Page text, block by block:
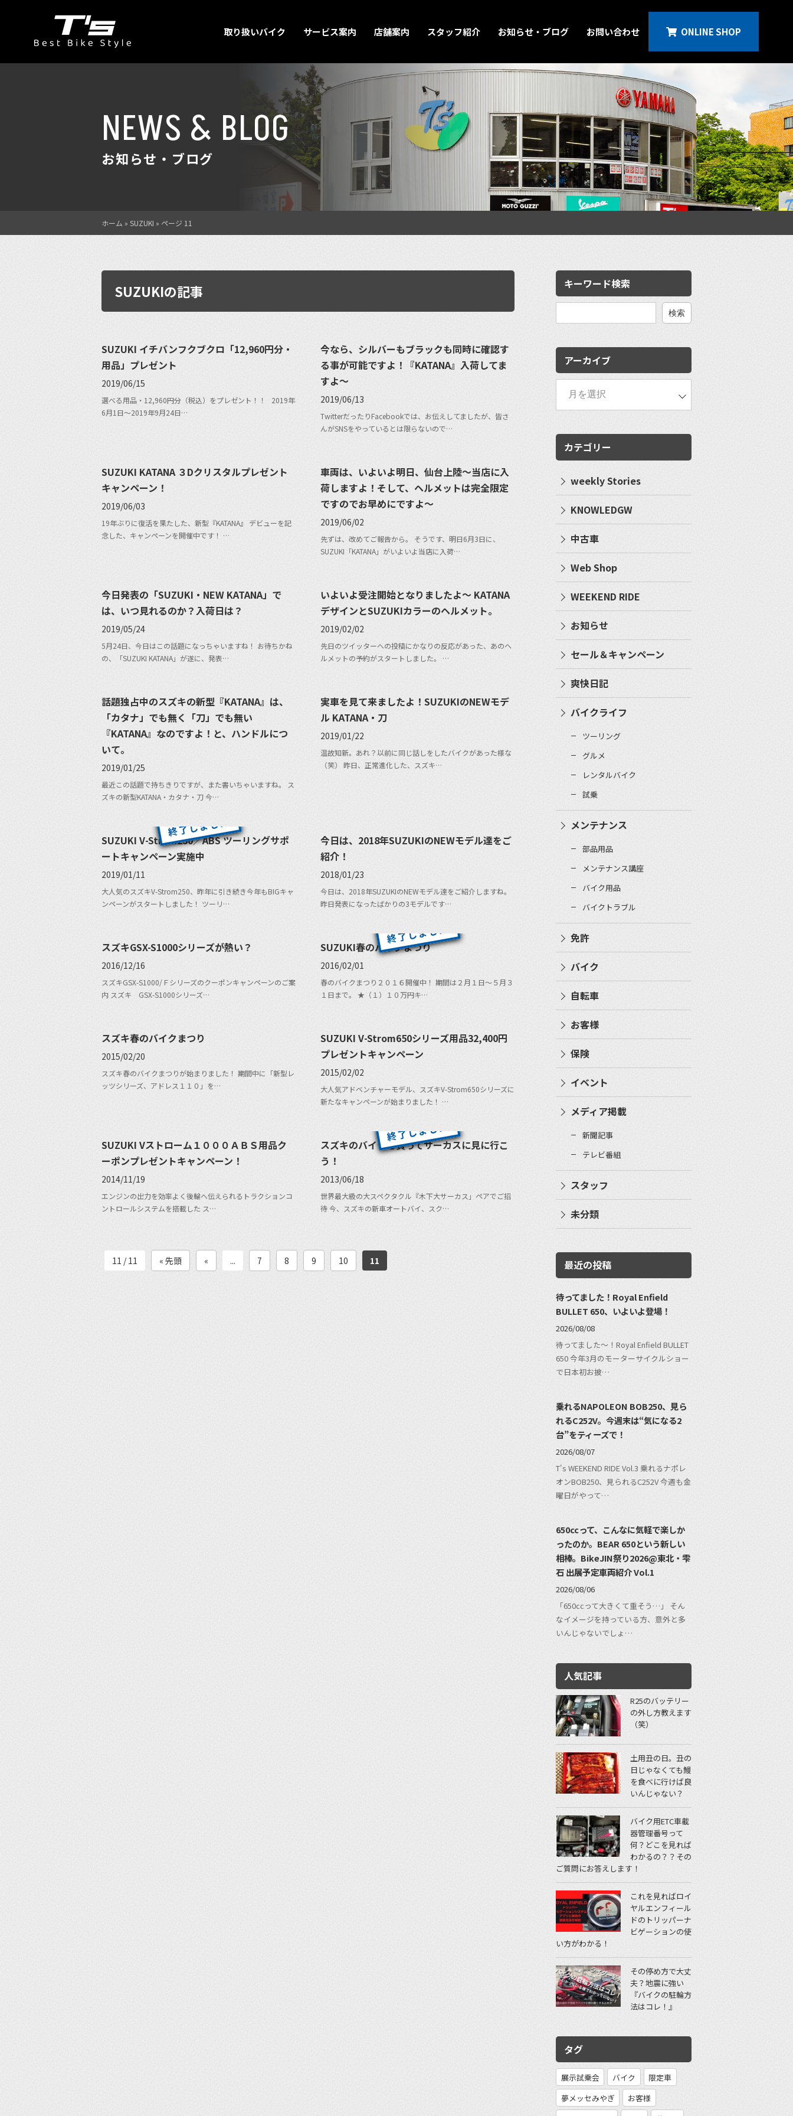
取り扱いバイク サービス案内 店舗案内 スタッフ紹介 お知らせ・ブログ お問い合わせ ONLINE SHOP
NEWS & BLOG
お知らせ・ブログ
ホーム » SUZUKI » ページ 11
SUZUKIの記事
SUZUKI イチバンフクブクロ「12,960円分・
用品」プレゼント
2019/06/15
選べる用品・12,960円分（税込）をプレゼント！！ 2019年
6月1日〜2019年9月24日…
今なら、シルバーもブラックも同時に確認す
る事が可能ですよ！『KATANA』入荷してま
すよ〜
2019/06/13
TwitterだったりFacebookでは、お伝えしてましたが、皆さ
んがSNSをやっているとは限らないので…
SUZUKI KATANA ３Dクリスタルプレゼント
キャンペーン！
2019/06/03
19年ぶりに復活を果たした、新型『KATANA』 デビューを記
念した、キャンペーンを開催中です！ …
車両は、いよいよ明日、仙台上陸〜当店に入
荷しますよ！そして、ヘルメットは完全限定
ですのでお早めにですよ〜
2019/06/02
先ずは、改めてご報告から。 そうです、明日6月3日に、
SUZUKI「KATANA」がいよいよ当店に入荷…
今日発表の「SUZUKI・NEW KATANA」で
は、いつ見れるのか？入荷日は？
2019/05/24
5月24日、今日はこの話題になっちゃいますね！ お待ちかね
の、「SUZUKI KATANA」が遂に、発表…
いよいよ受注開始となりましたよ〜 KATANA
デザインとSUZUKIカラーのヘルメット。
2019/02/02
先日のツイッターへの投稿にかなりの反応があった、あのヘ
ルメットの予約がスタートしました。 …
話題独占中のスズキの新型『KATANA』は、
「カタナ」でも無く「刀」でも無い
『KATANA』なのですよ！と、ハンドルにつ
いて。
2019/01/25
最近この話題で持ちきりですが、また書いちゃいますね。 ス
ズキの新型KATANA・カタナ・刀 今…
実車を見て来ましたよ！SUZUKIのNEWモデ
ル KATANA・刀
2019/01/22
温故知新。あれ？以前に同じ話しをしたバイクがあった様な
（笑） 昨日、正常進化した、スズキ…
SUZUKI V-Strom250／ABS ツーリングサポ
ートキャンペーン実施中
2019/01/11
大人気のスズキV-Strom250、昨年に引き続き今年もBIGキャ
ンペーンがスタートしました！ ツーリ…
今日は、2018年SUZUKIのNEWモデル達をご
紹介！
2018/01/23
今日は、2018年SUZUKIのNEWモデル達をご紹介しますね。
昨日発表になったばかりの3モデルです…
スズキGSX-S1000シリーズが熱い？
2016/12/16
スズキGSX-S1000/Ｆシリーズのクーポンキャンペーンのご案
内 スズキ GSX-S1000シリーズ…
SUZUKI春のバイクまつり
2016/02/01
春のバイクまつり２０１６開催中！ 期間は２月１日～５月３
１日まで。 ★（１）１０万円キ…
スズキ春のバイクまつり
2015/02/20
スズキ春のバイクまつりが始まりました！ 期間中に「新型レ
ッツシリーズ、アドレス１１０」を…
SUZUKI V-Strom650シリーズ用品32,400円
プレゼントキャンペーン
2015/02/02
大人気アドベンチャーモデル、スズキV-Strom650シリーズに
新たなキャンペーンが始まりました！ …
SUZUKI Vストローム１０００ＡＢＳ用品ク
ーポンプレゼントキャンペーン！
2014/11/19
エンジンの出力を効率よく後輪へ伝えられるトラクションコ
ントロールシステムを搭載した ス…
スズキのバイクを買ってサーカスに見に行こ
う！
2013/06/18
世界最大級の大スペクタクル『木下大サーカス」ペアでご招
待 今、スズキの新車オートバイ、スク…
11 / 11 « 先頭 « ... 7 8 9 10 11
キーワード検索
検
アーカイブ
カテゴリー
weekly Stories
KNOWLEDGW
中古車
Web Shop
WEEKEND RIDE
お知らせ
セール＆キャンペーン
爽快日記
バイクライフ
ツーリング
グルメ
レンタルバイク
試乗
メンテナンス
部品用品
メンテナンス講座
バイク用品
バイクトラブル
免許
バイク
自転車
お客様
保険
イベント
メディア掲載
新聞記事
テレビ番組
スタッフ
未分類
最近の投稿
待ってました！Royal Enfield
BULLET 650、いよいよ登場！
2026/08/08
待ってました〜！Royal Enfield BULLET
650 今年3月のモーターサイクルショー
で日本初お披…
乗れるNAPOLEON BOB250、見ら
れるC252V。今週末は“気になる2
台”をティーズで！
2026/08/07
T's WEEKEND RIDE Vol.3 乗れるナポレ
オンBOB250、見られるC252V 今週も金
曜日がやって…
650ccって、こんなに気軽で楽しか
ったのか。BEAR 650という新しい
相棒。BikeJIN祭り2026@東北・雫
石 出展予定車両紹介 Vol.1
2026/08/06
「650ccって大きくて重そう…」 そん
なイメージを持っている方、意外と多
いんじゃないでしょ…
人気記事
R25のバッテリー
の外し方教えます
（笑）
土用丑の日。丑の
日じゃなくても鰻
を食べに行けば良
いんじゃない？
バイク用ETC車載
器管理番号って
何？どこを見れば
わかるの？？その
ご質問にお答えします！
これを見ればロイ
ヤルエンフィール
ドのトリッパーナ
ビゲーションの使
い方がわかる！
その停め方で大丈
夫？地震に強い
『バイクの駐輪方
法はコレ！』
タグ
展示試乗会 バイク
限定車
夢メッセみやぎ
お客様